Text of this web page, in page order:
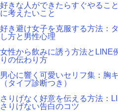
好きな人ができたらすぐやるこ
に考えたいこと
好き避け女子を克服する方法：
し方と男性心理
女性から飲みに誘う方法とLINE
りの伝わり方
男心に響く可愛いセリフ集：胸
（タイプ診断つき）
さりげなく好意を伝える方法：
さりげない告白のコツ